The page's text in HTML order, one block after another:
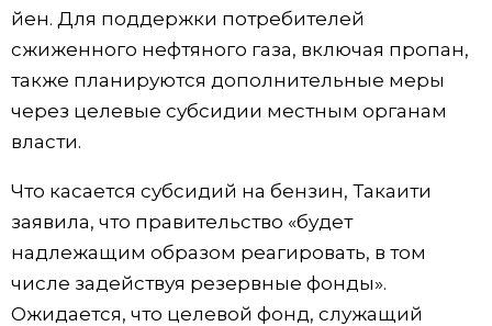
йен. Для поддержки потребителей
сжиженного нефтяного газа, включая пропан,
также планируются дополнительные меры
через целевые субсидии местным органам
власти.
Что касается субсидий на бензин, Такаити
заявила, что правительство «будет
надлежащим образом реагировать, в том
числе задействуя резервные фонды».
Ожидается, что целевой фонд, служащий